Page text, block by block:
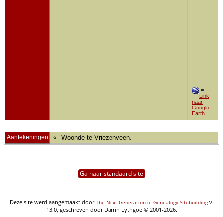
=
Link
naar
Google
Earth
Aantekeningen Woonde te Vriezenveen.
Ga naar standaard site
Deze site werd aangemaakt doorThe Next Generation of Genealogy Sitebuildingv.
13.0, geschreven door Darrin Lythgoe © 2001-2026.